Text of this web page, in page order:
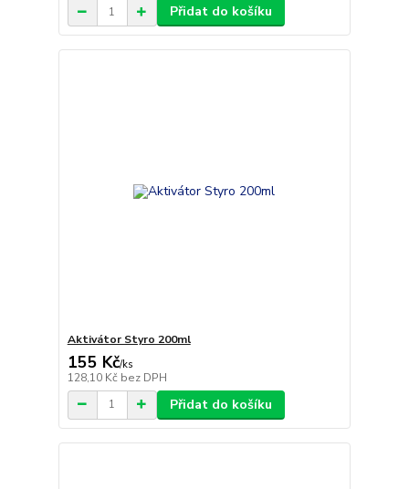
Přidat do košíku
Aktivátor Styro 200ml
155 Kč/ks
128,10 Kč bez DPH
Přidat do košíku